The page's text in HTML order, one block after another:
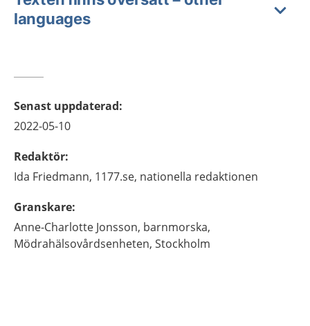
languages
Senast uppdaterad:
2022-05-10
Redaktör:
Ida Friedmann, 1177.se, nationella redaktionen
Granskare:
Anne-Charlotte Jonsson, barnmorska,
Mödrahälsovårdsenheten, Stockholm